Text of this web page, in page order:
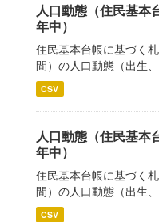
人口動態（住民基本
年中）
住民基本台帳に基づく
間）の人口動態（出生
CSV
人口動態（住民基本
年中）
住民基本台帳に基づく
間）の人口動態（出生
CSV